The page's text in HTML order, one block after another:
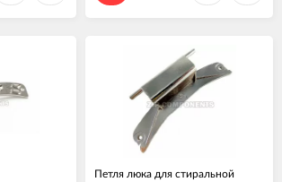
Петля люка для стиральной